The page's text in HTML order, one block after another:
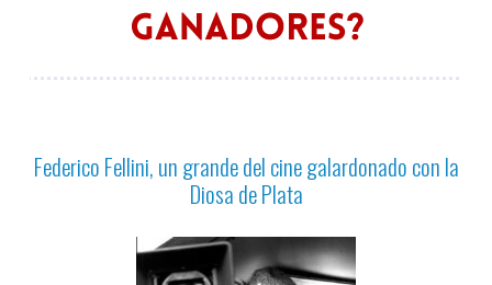
Federico Fellini, un grande del cine galardonado con la
Diosa de Plata